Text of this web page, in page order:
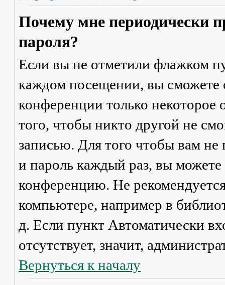
Почему мне периодически
пароля?
Если вы не отметили флажком
каждом посещении, вы сможете
конференции только некоторое
того, чтобы никто другой не
записью. Для того чтобы вам не
и пароль каждый раз, вы
конференцию. Не
компьютере, например в
д. Если пункт Автоматически
отсутствует, значит,
Вернуться к началу